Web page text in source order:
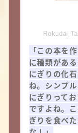
Rokudai
「この本を
に種類があ
にぎりの化
ね。シンプ
にぎりって
ですよね。
ぎりを食べ